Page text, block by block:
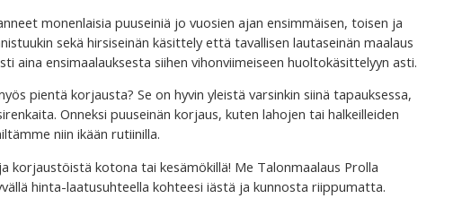
monenlaisia puuseiniä jo vuosien ajan ensimmäisen, toisen ja
sekä hirsiseinän käsittely että tavallisen lautaseinän maalaus
aina ensimaalauksesta siihen vihonviimeiseen huoltokäsittelyyn asti.
pientä korjausta? Se on hyvin yleistä varsinkin siinä tapauksessa,
Onneksi puuseinän korjaus, kuten lahojen tai halkeilleiden
niin ikään rutiinilla.
korjaustöistä kotona tai kesämökillä! Me Talonmaalaus Prolla
hinta-laatusuhteella kohteesi iästä ja kunnosta riippumatta.